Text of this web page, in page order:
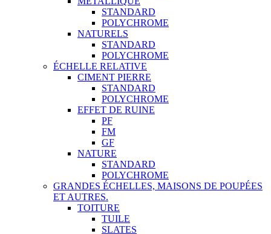
STANDARD
POLYCHROME
NATURELS
STANDARD
POLYCHROME
ÉCHELLE RELATIVE
CIMENT PIERRE
STANDARD
POLYCHROME
EFFET DE RUINE
PF
FM
GF
NATURE
STANDARD
POLYCHROME
GRANDES ÉCHELLES, MAISONS DE POUPÉES
ET AUTRES.
TOITURE
TUILE
SLATES